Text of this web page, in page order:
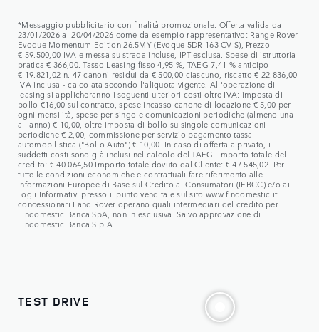
*Messaggio pubblicitario con finalità promozionale. Offerta valida dal
23/01/2026 al 20/04/2026 come da esempio rappresentativo: Range Rover
Evoque Momentum Edition 26.5MY (Evoque 5DR 163 CV S), Prezzo
€ 59.500,00 IVA e messa su strada incluse, IPT esclusa. Spese di istruttoria
pratica € 366,00. Tasso Leasing fisso 4,95 %, TAEG 7,41 % anticipo
€ 19.821,02 n. 47 canoni residui da € 500,00 ciascuno, riscatto € 22.836,00
IVA inclusa - calcolata secondo l'aliquota vigente. All'operazione di
leasing si applicheranno i seguenti ulteriori costi oltre IVA: imposta di
bollo €16,00 sul contratto, spese incasso canone di locazione € 5,00 per
ogni mensilità, spese per singole comunicazioni periodiche (almeno una
all'anno) € 10,00, oltre imposta di bollo su singole comunicazioni
periodiche € 2,00, commissione per servizio pagamento tassa
automobilistica ("Bollo Auto") € 10,00. In caso di offerta a privato, i
suddetti costi sono già inclusi nel calcolo del TAEG. Importo totale del
credito: € 40.064,50 Importo totale dovuto dal Cliente: € 47.545,02. Per
tutte le condizioni economiche e contrattuali fare riferimento alle
Informazioni Europee di Base sul Credito ai Consumatori (IEBCC) e/o ai
Fogli Informativi presso il punto vendita e sul sito www.findomestic.it. l
concessionari Land Rover operano quali intermediari del credito per
Findomestic Banca SpA, non in esclusiva. Salvo approvazione di
Findomestic Banca S.p.A.
TEST DRIVE